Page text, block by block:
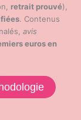
retrait prouvé),
. Contenus
avis
euros en